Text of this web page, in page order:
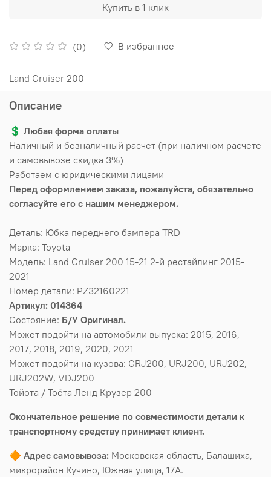
(0) В избранное
Купить в 1 клик
Land Cruiser 200
Описание
💲 Любая форма оплаты
Наличный и безналичный расчет (при наличном расчете
и самовывозе скидка 3%)
Работаем с юридическими лицами
Перед оформлением заказа, пожалуйста, обязательно
согласуйте его с нашим менеджером.
Деталь: Юбка переднего бампера TRD
Марка: Toyota
Модель: Land Cruiser 200 15-21 2-й рестайлинг 2015-
2021
Номер детали: PZ32160221
Артикул: 014364
Состояние: Б/У Оригинал.
Может подойти на автомобили выпуска: 2015, 2016,
2017, 2018, 2019, 2020, 2021
Может подойти на кузова: GRJ200, URJ200, URJ202,
URJ202W, VDJ200
Тойота / Тоёта Ленд Крузер 200
Окончательное решение по совместимости детали к
транспортному средству принимает клиент.
🔶 Адрес самовывоза: Московская область, Балашиха,
микрорайон Кучино, Южная улица, 17А.